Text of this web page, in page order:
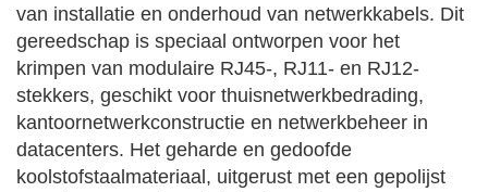
van installatie en onderhoud van netwerkkabels. Dit
gereedschap is speciaal ontworpen voor het
krimpen van modulaire RJ45-, RJ11- en RJ12-
stekkers, geschikt voor thuisnetwerkbedrading,
kantoornetwerkconstructie en netwerkbeheer in
datacenters. Het geharde en gedoofde
koolstofstaalmateriaal, uitgerust met een gepolijst